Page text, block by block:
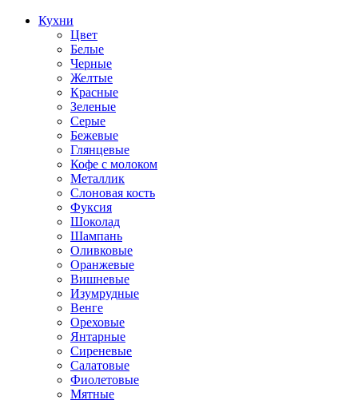
Кухни
Цвет
Белые
Черные
Желтые
Красные
Зеленые
Серые
Бежевые
Глянцевые
Кофе с молоком
Металлик
Слоновая кость
Фуксия
Шоколад
Шампань
Оливковые
Оранжевые
Вишневые
Изумрудные
Венге
Ореховые
Янтарные
Сиреневые
Салатовые
Фиолетовые
Мятные